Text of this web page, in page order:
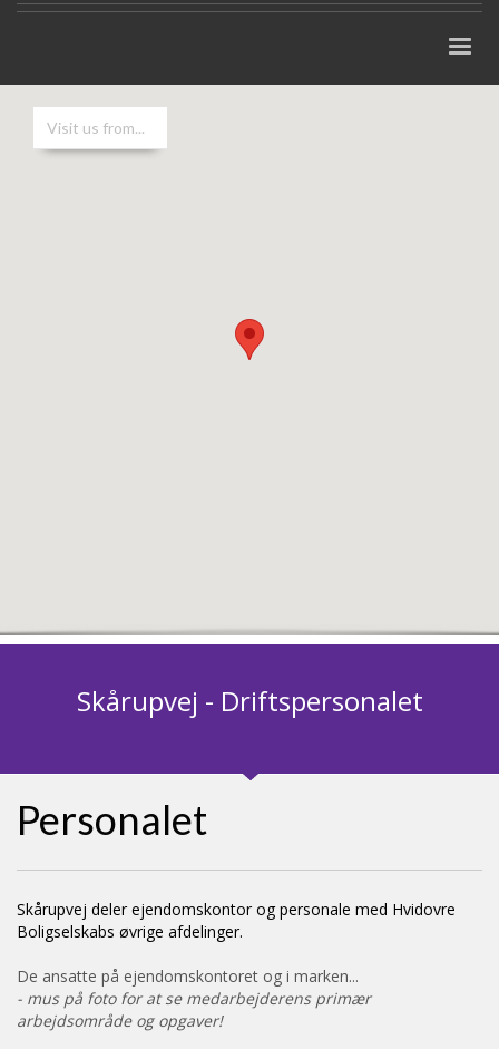
Skårupvej - Driftspersonalet
Personalet
Skårupvej deler ejendomskontor og personale med Hvidovre
Boligselskabs øvrige afdelinger.
De ansatte på ejendomskontoret og i marken...
- mus på foto for at se medarbejderens primær
arbejdsområde og opgaver!